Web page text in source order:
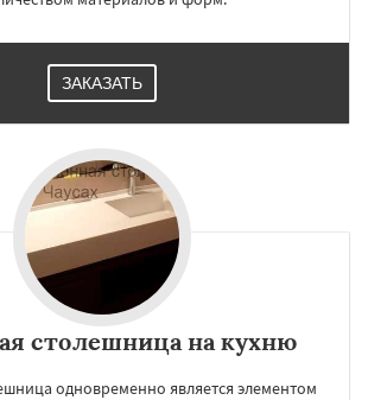
ЗАКАЗАТЬ
столешница на кухню
одновременно является элементом